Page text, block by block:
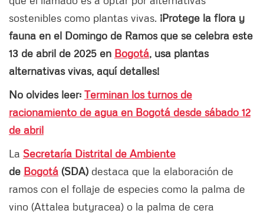
sostenibles como plantas vivas. ¡Protege la flora y
fauna en el Domingo de Ramos que se celebra este
13 de abril de 2025 en Bogotá, usa plantas
alternativas vivas, aquí detalles!
No olvides leer: Terminan los turnos de
racionamiento de agua en Bogotá desde sábado 12
de abril
La Secretaría Distrital de Ambiente
de Bogotá (SDA) destaca que la elaboración de
ramos con el follaje de especies como la palma de
vino (Attalea butyracea) o la palma de cera